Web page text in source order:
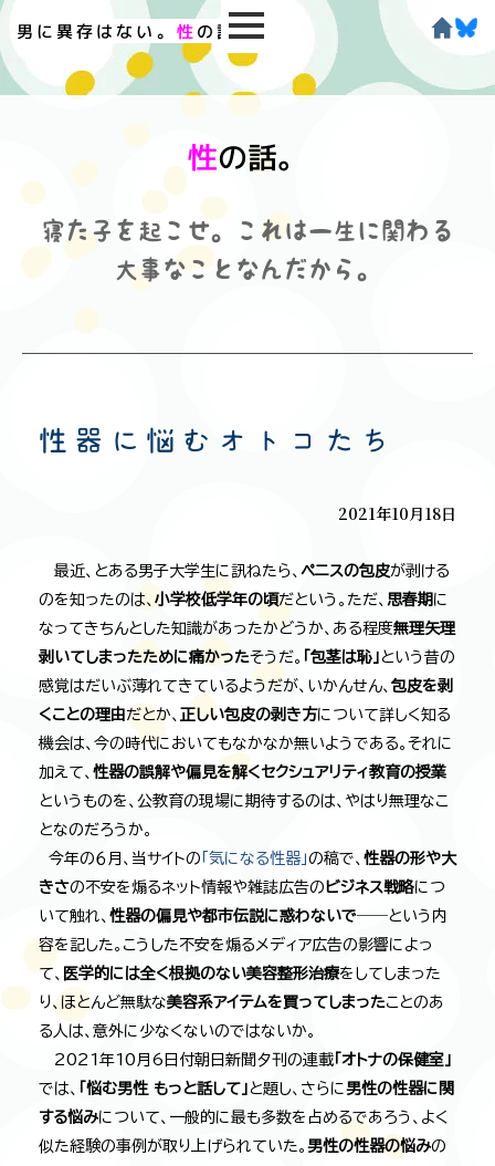
男に異存はない。 性の話。
性の話。
寝た子を起こせ。これは一生に関わる
大事なことなんだから。
性器に悩むオトコたち
2021年10月18日
最近、とある男子大学生に訊ねたら、 ペニスの包皮が剥ける
のを知ったのは、 小学校低学年の頃だという。ただ、 思春期 に
なってきちんとした知識があったかどうか、ある程度無理矢理
剥いてしまったために痛かったそうだ。 「包茎は恥」
という昔の
感覚はだいぶ薄れてきているようだが、いかんせん、 包皮を剥
くことの理由 だとか、 正しい包皮の剥き方について詳しく知る
機会は、今の時代においてもなかなか無いようである。それに
加えて、 性器の誤解や偏見を解くセクシュアリティ教育の授業
というものを、公教育の現場に期待するのは、やはり無理なこ
となのだろうか。
今年の６月、当サイトの 「気になる性器」の稿で、 性器の形や大
きさの不安を煽るネット情報や雑誌広告の ビジネス戦略につ
いて触れ、 性器の偏見や都市伝説に惑わないで――という内
容を記した。こうした不安を煽るメディア広告の影響によっ
て、 医学的には全く根拠のない美容整形治療をしてしまった
り、ほとんど無駄な美容系アイテムを買ってしまったことのあ
る人は、意外に少なくないのではないか。
2021年10月6日付朝日新聞夕刊の連載「オトナの保健室」
では、 「悩む男性 もっと話して」 と題し、さらに男性の性器に関
する悩みについて、一般的に最も多数を占めるであろう、よく
似た経験の事例が取り上げられていた。 男性の性器の悩みの